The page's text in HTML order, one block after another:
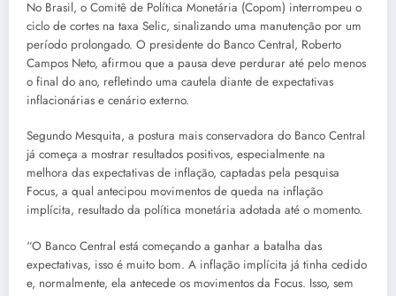
No Brasil, o Comitê de Política Monetária (Copom) interrompeu o
ciclo de cortes na taxa Selic, sinalizando uma manutenção por um
período prolongado. O presidente do Banco Central, Roberto
Campos Neto, afirmou que a pausa deve perdurar até pelo menos
o final do ano, refletindo uma cautela diante de expectativas
inflacionárias e cenário externo.
Segundo Mesquita, a postura mais conservadora do Banco Central
já começa a mostrar resultados positivos, especialmente na
melhora das expectativas de inflação, captadas pela pesquisa
Focus, a qual antecipou movimentos de queda na inflação
implícita, resultado da política monetária adotada até o momento.
“O Banco Central está começando a ganhar a batalha das
expectativas, isso é muito bom. A inflação implícita já tinha cedido
e, normalmente, ela antecede os movimentos da Focus. Isso, sem